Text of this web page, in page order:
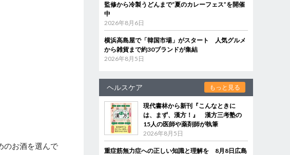
のお酒を選んで
監修から冷製うどんまで“夏のカレーフェス”を開催
中
2026年8月6日
横浜高島屋で「韓国市場」がスタート 人気グルメ
から雑貨まで約30ブランドが集結
2026年8月5日
ヘルスケア もっと見る
現代書林から新刊『こんなときに
は、まず、漢方！』 漢方三考塾の
15人の医師や薬剤師が執筆
2026年8月5日
重症筋無力症への正しい知識と理解を 8月8日広島